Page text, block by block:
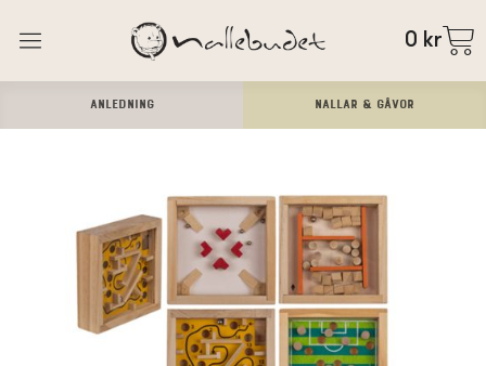
0 kr
ANLEDNING Nallar & Gåvor